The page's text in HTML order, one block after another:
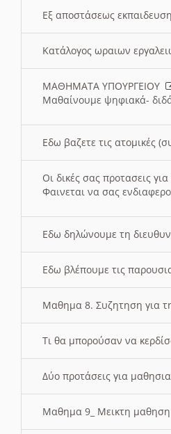
Εξ αποστάσεως
Κατάλογος ωραιων
ΜΑΘΗΜΑΤΑ ΥΠΟΥΡΓΕΙΟΥ
Μαθαίνουμε ψηφιακά-
Εδω βαζετε τις ατομικές
Οι δικές σας προτασεις
Φαινεται να σας
Εδω δηλώνουμε τη
Εδω βλέπουμε τις
Μαθημα 8. Συζητηση για
Τι θα μπορούσαν να
Δύο προτάσεις για
Μαθημα 9_ Μεικτη μαθηση